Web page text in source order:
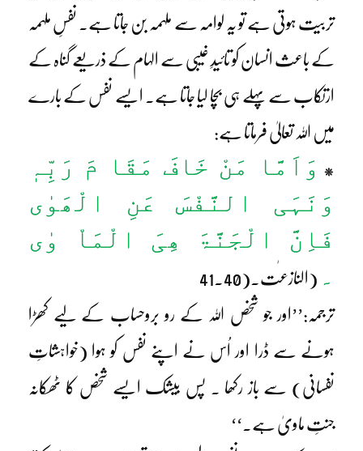
تربیت ہوتی ہے تو یہ لوامہ سے ملہمہ بن جاتا ہے۔ نفسِ ملہمہ
کے باعث انسان کو تائیدِ غیبی سے الہام کے ذریعے گناہ کے
ارتکاب سے پہلے ہی بچا لیا جاتا ہے۔ ایسے نفس کے بارے
میں اللہ تعالیٰ فرماتا ہے:
*
وَاَمَّا مَنْ خَافَ مَقَا مَ رَبِّہٖ
وَنَہَی النَّفْسَ عَنِ الْھَوٰی
فَاِنَّ الْجَنَّۃَ ھِیَ الْمَاْ وٰی
۔ (النازعٰت۔(41.40
ترجمہ:’’اور جو شخص اللہ کے رو بروحساب کے لیے کھڑا
ہونے سے ڈرا اور اُس نے اپنے نفس کو ہوا (خواہشاتِ
نفسانی) سے باز رکھا ۔ پس بیشک ایسے شخص کا ٹھکانہ
جنتِ ماویٰ ہے۔‘‘